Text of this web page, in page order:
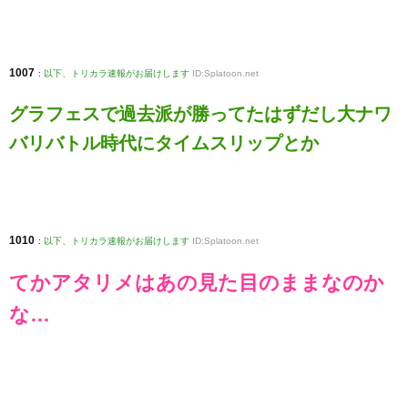
1007 : 以下、トリカラ速報がお届けします ID:Splatoon.net
グラフェスで過去派が勝ってたはずだし大ナワ
バリバトル時代にタイムスリップとか
1010 : 以下、トリカラ速報がお届けします ID:Splatoon.net
てかアタリメはあの見た目のままなのか
な…